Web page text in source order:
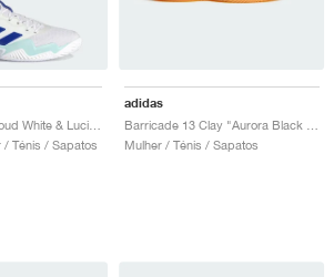
/ Ténis / Sapatos
adidas
Mulher / Ténis / Sapatos